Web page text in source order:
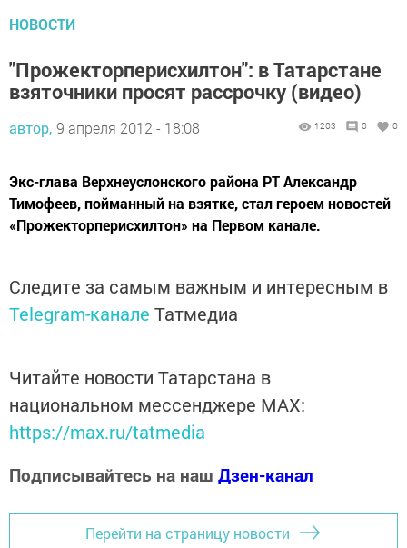
НОВОСТИ
"Прожекторперисхилтон": в Татарстане
взяточники просят рассрочку (видео)
автор, 9 апреля 2012 - 18:08 1203 0 0
Экс-глава Верхнеуслонского района РТ Александр
Тимофеев, пойманный на взятке, стал героем новостей
«Прожекторперисхилтон» на Первом канале.
Следите за самым важным и интересным в
Telegram-канале Татмедиа
Читайте новости Татарстана в
национальном мессенджере MАХ:
https://max.ru/tatmedia
Подписывайтесь на наш Дзен-канал
Перейти на страницу новости